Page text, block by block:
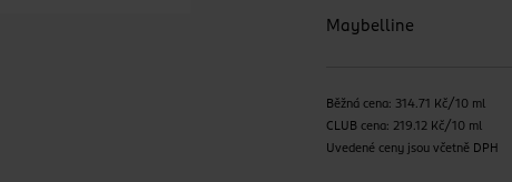
Maybelline
Běžná cena: 314.71 Kč/10 ml
CLUB cena: 219.12 Kč/10 ml
Uvedené ceny jsou včetně DPH